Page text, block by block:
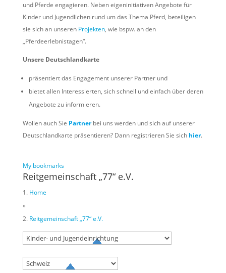
und Pferde engagieren. Neben eigeninitiativen Angebote für
Kinder und Jugendlichen rund um das Thema Pferd, beteiligen
sie sich an unseren Projekten, wie bspw. an den
„Pferdeerlebnistagen“.
Unsere Deutschlandkarte
präsentiert das Engagement unserer Partner und
bietet allen Interessierten, sich schnell und einfach über deren
Angebote zu informieren.
Wollen auch Sie Partnerbei uns werden und sich auf unserer
Deutschlandkarte präsentieren? Dann registrieren Sie sich hier.
My bookmarks
Reitgemeinschaft „77“ e.V.
Home
»
Reitgemeinschaft „77“ e.V.